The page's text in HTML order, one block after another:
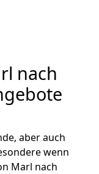
nach
aber auch
wenn
Marl nach